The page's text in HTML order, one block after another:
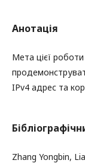
Анотація
Мета цієї
IPv4 адрес та
Zhang Yongbin,